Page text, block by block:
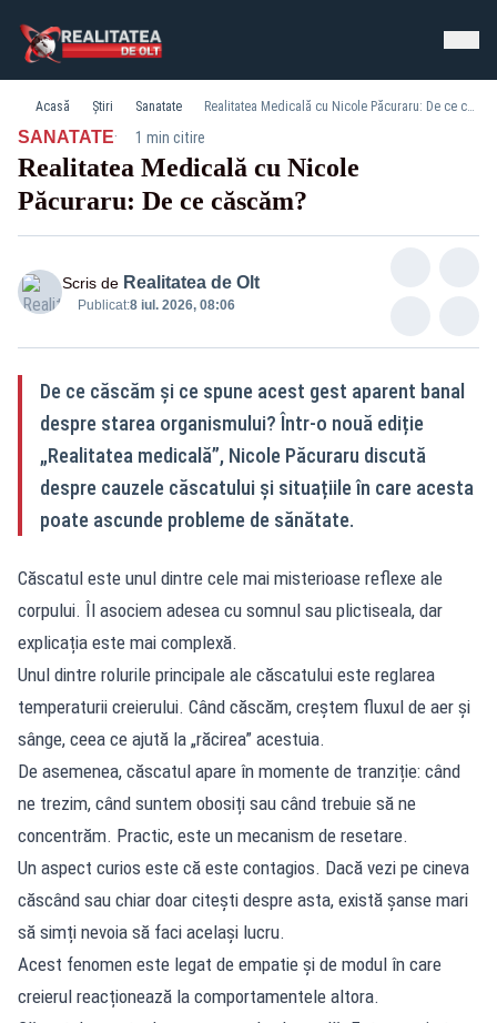
Acasă Știri Sanatate Realitatea Medicală cu Nicole Păcuraru: De ce căscăm?
SANATATE· 1 min citire
Realitatea Medicală cu Nicole
Păcuraru: De ce căscăm?
Scris de Realitatea de Olt
Publicat:8 iul. 2026, 08:06
De ce căscăm și ce spune acest gest aparent banal
despre starea organismului? Într-o nouă ediție
„Realitatea medicală”, Nicole Păcuraru discută
despre cauzele căscatului și situațiile în care acesta
poate ascunde probleme de sănătate.
Căscatul este unul dintre cele mai misterioase reflexe ale
corpului. Îl asociem adesea cu somnul sau plictiseala, dar
explicația este mai complexă.
Unul dintre rolurile principale ale căscatului este reglarea
temperaturii creierului. Când căscăm, creștem fluxul de aer și
sânge, ceea ce ajută la „răcirea” acestuia.
De asemenea, căscatul apare în momente de tranziție: când
ne trezim, când suntem obosiți sau când trebuie să ne
concentrăm. Practic, este un mecanism de resetare.
Un aspect curios este că este contagios. Dacă vezi pe cineva
căscând sau chiar doar citești despre asta, există șanse mari
să simți nevoia să faci același lucru.
Acest fenomen este legat de empatie și de modul în care
creierul reacționează la comportamentele altora.